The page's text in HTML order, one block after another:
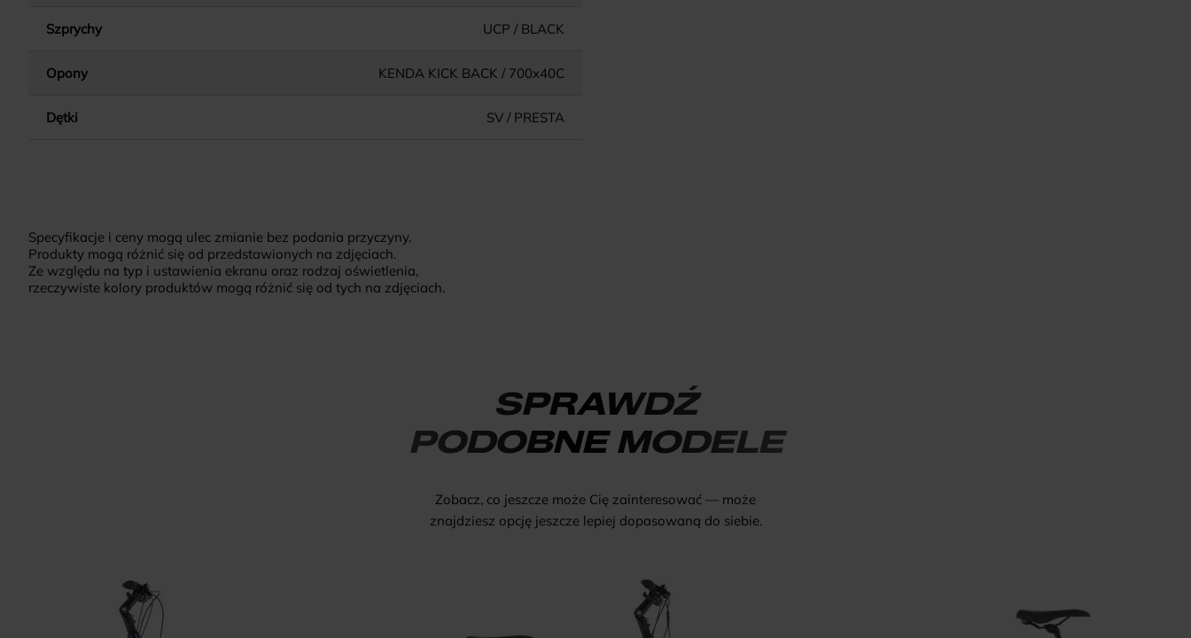
Szprychy UCP / BLACK
Opony KENDA KICK BACK / 700x40C
Dętki SV / PRESTA
Specyfikacje i ceny mogą ulec zmianie bez podania przyczyny.
Produkty mogą różnić się od przedstawionych na zdjęciach.
Ze względu na typ i ustawienia ekranu oraz rodzaj oświetlenia,
rzeczywiste kolory produktów mogą różnić się od tych na zdjęciach.
SPRAWDŹ
PODOBNE MODELE
Zobacz, co jeszcze może Cię zainteresować — może
znajdziesz opcję jeszcze lepiej dopasowaną do siebie.